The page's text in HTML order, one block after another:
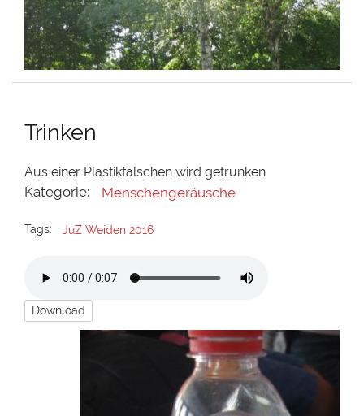
Trinken
Aus einer Plastikfalschen wird getrunken
Kategorie: Menschengeräusche
Tags: JuZ Weiden 2016
Download